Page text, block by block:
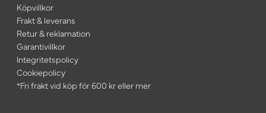
Köpvillkor
Frakt & leverans
Retur & reklamation
Garantivillkor
Integritetspolicy
Cookiepolicy
*Fri frakt vid köp för 600 kr eller mer